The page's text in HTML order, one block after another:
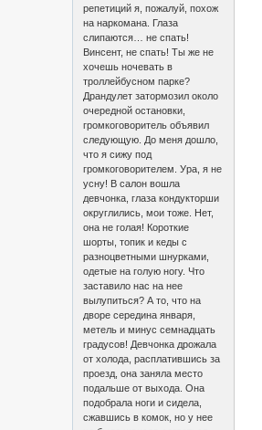
репетиций я, пожалуй, похож
на наркомана. Глаза
слипаются… не спать!
Винсент, не спать! Ты же не
хочешь ночевать в
троллейбусном парке?
Драндулет затормозил около
очередной остановки,
громкоговоритель объявил
следующую. До меня дошло,
что я сижу под
громкоговорителем. Ура, я не
усну! В салон вошла
девчонка, глаза кондукторши
округлились, мои тоже. Нет,
она не голая! Короткие
шорты, топик и кеды с
разноцветными шнурками,
одетые на голую ногу. Что
заставило нас на нее
вылупиться? А то, что на
дворе середина января,
метель и минус семнадцать
градусов! Девчонка дрожала
от холода, расплатившись за
проезд, она заняла место
подальше от выхода. Она
подобрала ноги и сидела,
сжавшись в комок, но у нее